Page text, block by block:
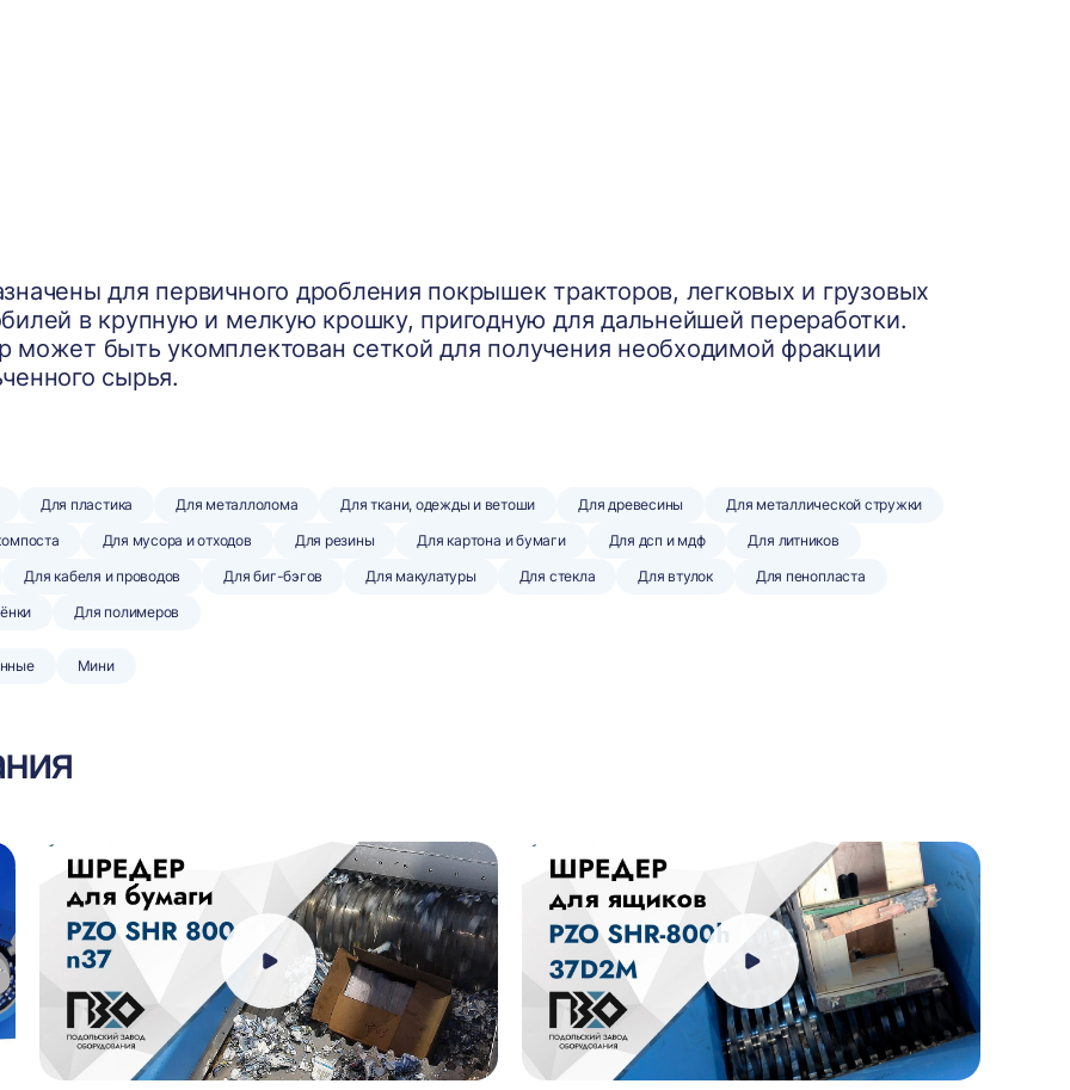
для первичного дробления покрышек тракторов, легковых и грузовых
в крупную и мелкую крошку, пригодную для дальнейшей переработки.
может быть укомплектован сеткой для получения необходимой фракции
сырья.
Для пластика Для металлолома Для ткани, одежды и ветоши Для древесины
Для металлической стружки
Для мусора и отходов Для резины Для картона и бумаги Для дсп и мдф
Для литников
Для кабеля и проводов Для биг-бэгов Для макулатуры Для стекла Для втулок
Для пенопласта
Для полимеров
Мини